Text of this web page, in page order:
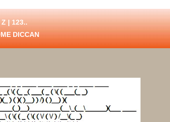
Z|123..
DICCAN